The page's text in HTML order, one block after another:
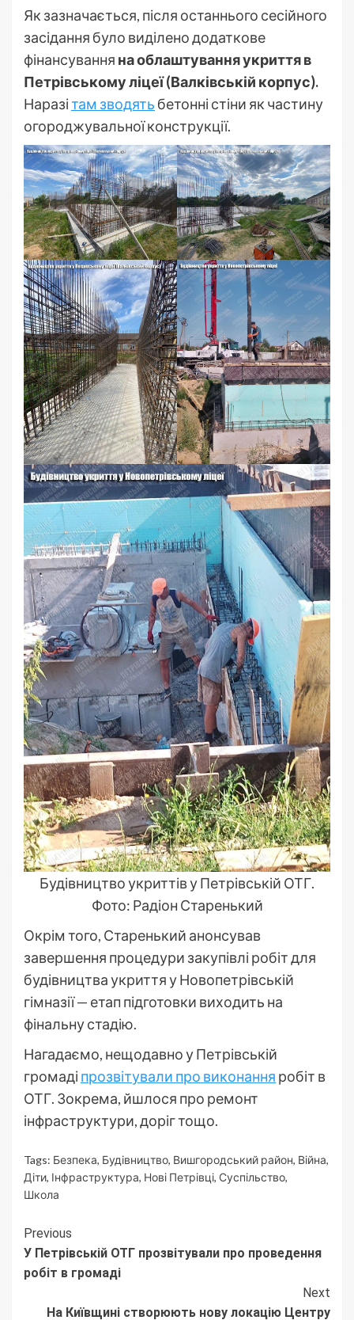
Як зазначається, після останнього сесійного
засідання було виділено додаткове
фінансування на облаштування укриття в
Петрівському ліцеї (Валківській корпус).
Наразітам зводять бетонні стіни як частину
огороджувальної конструкції.
Будівництво укриттів у Петрівській ОТГ.
Фото: Радіон Старенький
Окрім того, Старенький анонсував
завершення процедури закупівлі робіт для
будівництва укриття у Новопетрівській
гімназії — етап підготовки виходить на
фінальну стадію.
Нагадаємо, нещодавно у Петрівській
громаді прозвітували про виконання робіт в
ОТГ. Зокрема, йшлося про ремонт
інфраструктури, доріг тощо.
Tags: Безпека, Будівництво, Вишгородський район, Війна,
Діти, Інфраструктура, Нові Петрівці, Суспільство,
Школа
Continue
Reading
Previous
У Петрівській ОТГ прозвітували про проведення
робіт в громаді
Next
На Київщині створюють нову локацію Центру